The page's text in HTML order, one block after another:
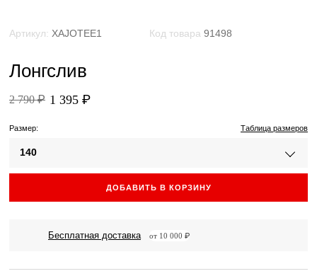
Артикул: XAJOTEE1 Код товара 91498
Лонгслив
2 790 ₽ 1 395 ₽
Размер: Таблица размеров
140
ДОБАВИТЬ В КОРЗИНУ
Бесплатная доставка от 10 000 ₽